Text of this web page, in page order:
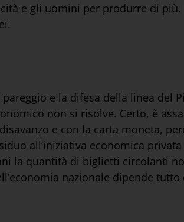
e gli uomini per produrre di
pareggio e la difesa della linea del
non si risolve. Certo, è
e con la carta moneta,
all’iniziativa economica
la quantità di biglietti circolanti
nazionale dipende